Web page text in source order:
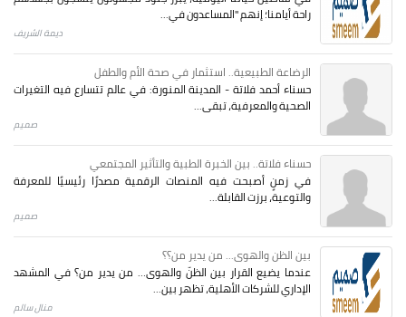
راحة أيامنا؛ إنهم "المساعدون في...
ديمة الشريف
الرضاعة الطبيعية.. استثمار في صحة الأم والطفل
حسناء أحمد فلاتة - المدينة المنورة: في عالم تتسارع فيه التغيرات
الصحية والمعرفية، تبقى...
صميم
حسناء فلاتة.. بين الخبرة الطبية والتأثير المجتمعي
في زمنٍ أصبحت فيه المنصات الرقمية مصدرًا رئيسيًا للمعرفة
والتوعية، برزت القابلة...
صميم
بين الظن والهوى... من يدير من؟؟
عندما يضيع القرار بين الظنّ والهوى… من يدير من؟ في المشهد
الإداري للشركات الأهلية، تظهر بين...
منال سالم